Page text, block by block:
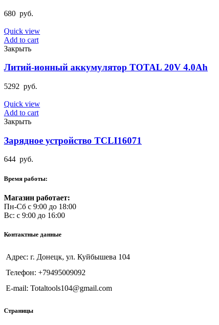
680 руб.
Quick view
Add to cart
Закрыть
Литий-ионный аккумулятор TOTAL 20V 4.0Ah
5292 руб.
Quick view
Add to cart
Закрыть
Зарядное устройство TCLI16071
644 руб.
Время работы:
Магазин работает:
Пн-Сб с 9:00 до 18:00
Вс: с 9:00 до 16:00
Контактные данные
Адрес: г. Донецк, ул. Куйбышева 104
Телефон: +79495009092
E-mail: Totaltools104@gmail.com
Страницы